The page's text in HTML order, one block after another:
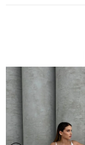
30 derecede
Ters çevirerek
Çift renkli ürünlerde
Deri ve süet
tercih ediniz.